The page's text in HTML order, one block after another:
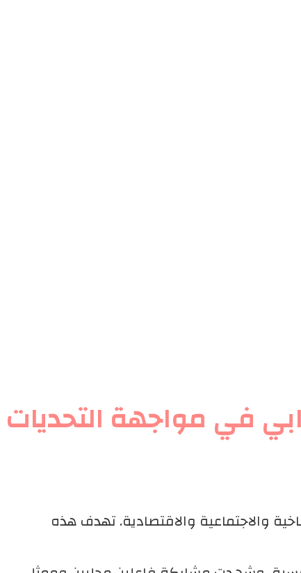
في مواجهة التحديات
والاجتماعية والاقتصادية. تهدف هذه